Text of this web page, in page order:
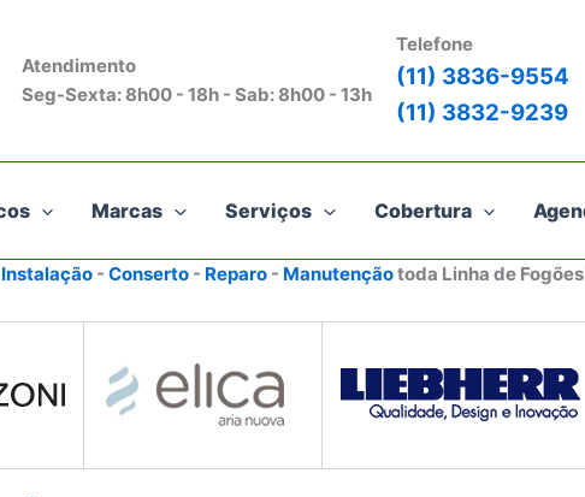
Atendimento
Seg-Sexta: 8h00 - 18h - Sab: 8h00 - 13h
Telefone
(11) 3836-9554
(11) 3832-9239
Marcas Serviços Cobertura
Instalação- Conserto- Reparo- Manutençãotoda Linha de